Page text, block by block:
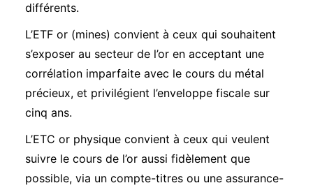
différents.
L’ETF or (mines) convient à ceux qui souhaitent
s’exposer au secteur de l’or en acceptant une
corrélation imparfaite avec le cours du métal
précieux, et privilégient l’enveloppe fiscale sur
cinq ans.
L’ETC or physique convient à ceux qui veulent
suivre le cours de l’or aussi fidèlement que
possible, via un compte-titres ou une assurance-